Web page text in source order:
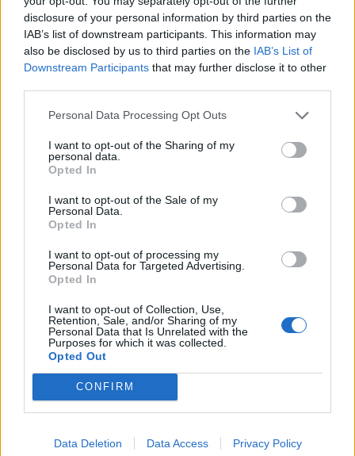
disclosure of your personal information by third parties on the
IAB’s list of downstream participants. This information may
also be disclosed by us to third parties on the IAB’s List of
Downstream Participants that may further disclose it to other
Personal Data Processing Opt Outs
I want to opt-out of the Sharing of my
personal data.
Opted In
I want to opt-out of the Sale of my
Personal Data.
Opted In
I want to opt-out of processing my
Personal Data for Targeted Advertising.
Opted In
I want to opt-out of Collection, Use,
Retention, Sale, and/or Sharing of my
Personal Data that Is Unrelated with the
Purposes for which it was collected.
Opted Out
CONFIRM
Data Deletion Data Access Privacy Policy
Η Lenovo ανεβαίνει στη θέση 153 της λίστας
«Fortune Global 500»
By ΓΙΏΡΓΟΣ ΓΡΊΒΑΣ 6 ημέρες ago
Ένα foldable ξεπερνά σε ζήτηση τη ναυαρχίδα
της Samsung
Watch 5
ByΓΙΏΡΓΟΣ ΓΡΊΒΑΣ
Η MediaTek κάνει την ανατροπή στα τσιπ των
By ΓΙΏΡΓΟΣ ΓΡΊΒΑΣ 7 ημέρες ago
ΕΤΙΚΕΤΕΣ